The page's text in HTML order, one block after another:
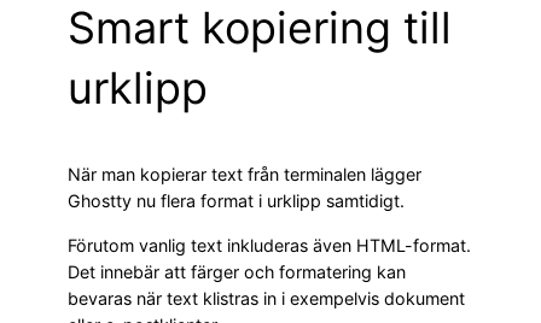
Smart kopiering till
urklipp
När man kopierar text från terminalen lägger
Ghostty nu flera format i urklipp samtidigt.
Förutom vanlig text inkluderas även HTML-format.
Det innebär att färger och formatering kan
bevaras när text klistras in i exempelvis dokument